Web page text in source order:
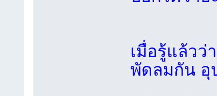
เมื่อรู้แล้วว่
พัดลมกัน อุ